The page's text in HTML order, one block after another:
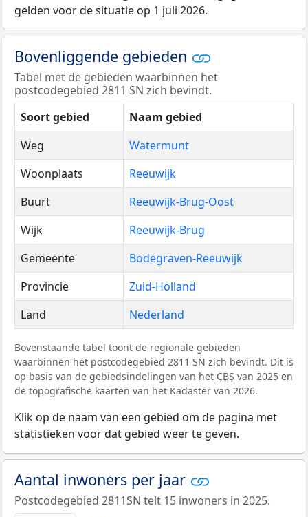
gelden voor de situatie op 1 juli 2026.
Bovenliggende gebieden
Tabel met de gebieden waarbinnen het
postcodegebied 2811 SN zich bevindt.
Soort gebied
Naam gebied
Weg
Watermunt
Woonplaats
Reeuwijk
Buurt
Reeuwijk-Brug-Oost
Wijk
Reeuwijk-Brug
Gemeente
Bodegraven-Reeuwijk
Provincie
Zuid-Holland
Land
Nederland
Bovenstaande tabel toont de regionale gebieden
waarbinnen het postcodegebied 2811 SN zich bevindt. Dit is
op basis van de gebiedsindelingen van het CBS van 2025 en
de topografische kaarten van het Kadaster van 2026.
Klik op de naam van een gebied om de pagina met
statistieken voor dat gebied weer te geven.
Aantal inwoners per jaar
Postcodegebied 2811SN telt 15 inwoners in 2025.